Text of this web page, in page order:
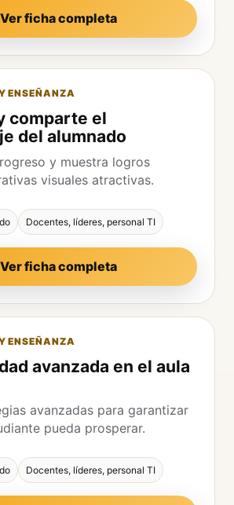
Ver ficha completa
ENSEÑANZA
comparte el
del alumnado
y muestra logros
visuales atractivas.
Docentes, líderes, personal TI
Ver ficha completa
ENSEÑANZA
avanzada en el aula
avanzadas para garantizar
pueda prosperar.
Docentes, líderes, personal TI